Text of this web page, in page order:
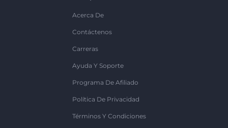
Acerca De
Contáctenos
Carreras
Ayuda Y Soporte
Programa De Afiliado
Política De Privacidad
Términos Y Condiciones